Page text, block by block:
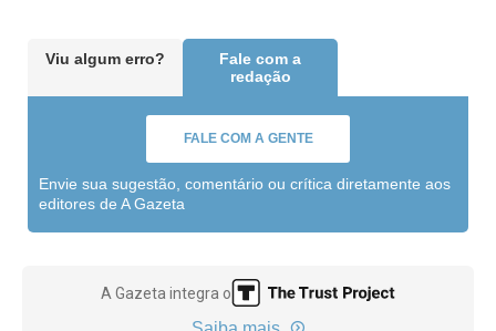
Viu algum erro?
Fale com a
redação
FALE COM A GENTE
Envie sua sugestão, comentário ou crítica diretamente aos
editores de A Gazeta
A Gazeta integra o